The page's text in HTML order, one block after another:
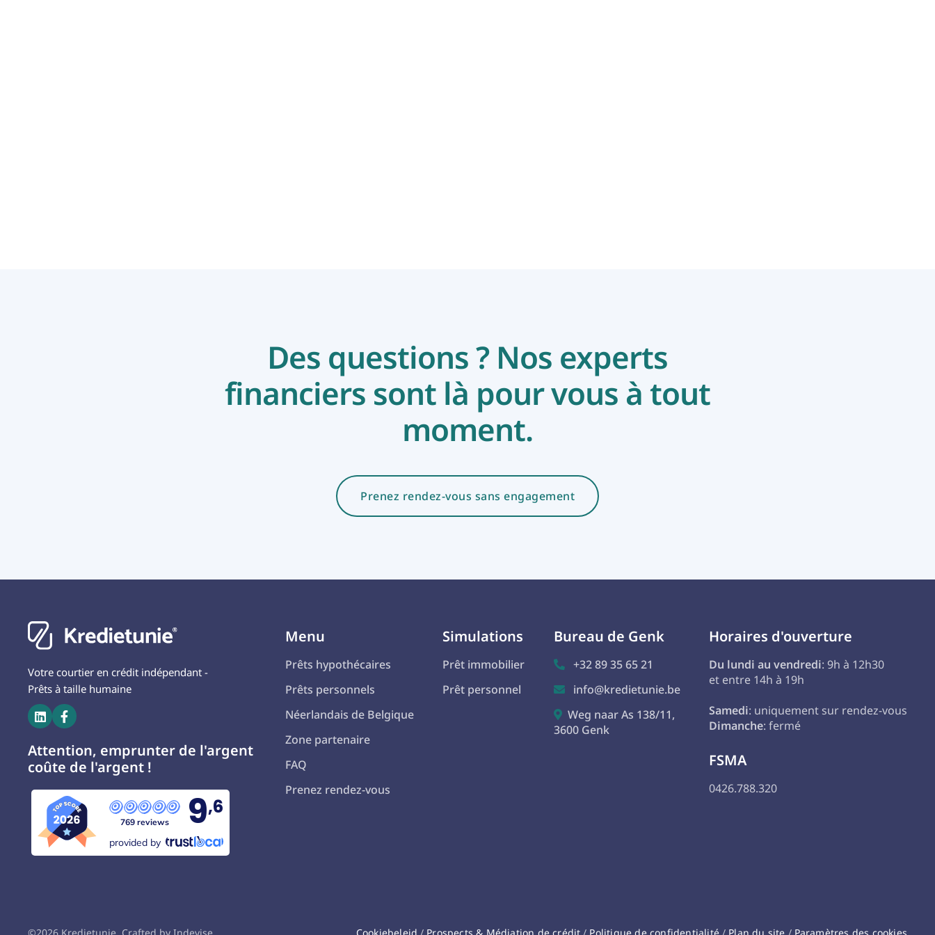
Des questions ? Nos experts
financiers sont là pour vous à tout
moment.
Prenez rendez-vous sans engagement
Votre courtier en crédit indépendant -
Prêts à taille humaine
 
Attention, emprunter de l'argent
coûte de l'argent !
769 reviews 9,6
provided by
Menu
Prêts hypothécaires
Prêts personnels
Néerlandais de Belgique
Zone partenaire
FAQ
Prenez rendez-vous
Simulations
Prêt immobilier
Prêt personnel
Bureau de Genk
 +32 89 35 65 21
 info@kredietunie.be
 Weg naar As 138/11,
3600 Genk
Horaires d'ouverture
Du lundi au vendredi: 9h à 12h30
et entre 14h à 19h
Samedi: uniquement sur rendez-vous
Dimanche: fermé
FSMA
0426.788.320
©2026 Kredietunie. Crafted by Indevise. Cookiebeleid / Prospects & Médiation de crédit / Politique de confidentialité / Plan du site / Paramètres des cookies